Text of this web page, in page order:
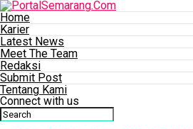
Home
Karier
Latest News
Meet The Team
Redaksi
Submit Post
Tentang Kami
Connect with us